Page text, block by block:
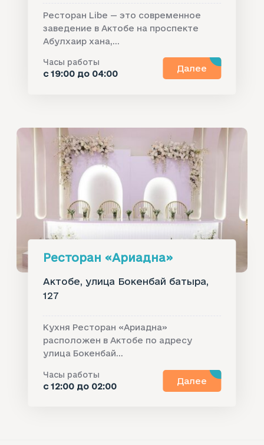
Ресторан Libe — это современное
заведение в Актобе на проспекте
Абулхаир хана,...
Часы работы
с 19:00 до 04:00
Далее
Ресторан «Ариадна»
Актобе, улица Бокенбай батыра,
127
Кухня Ресторан «Ариадна»
расположен в Актобе по адресу
улица Бокенбай...
Часы работы
с 12:00 до 02:00
Далее